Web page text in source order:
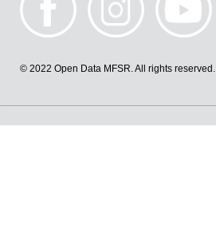
© 2022 Open Data MFSR. All rights reserved.